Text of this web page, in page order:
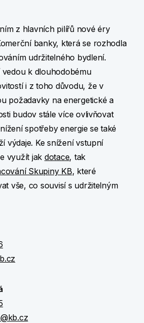
z hlavních pilířů nové éry
banky, která se rozhodla
udržitelného bydlení.
k dlouhodobému
i z toho důvodu, že v
požadavky na energetické a
budov stále více ovlivňovat
spotřeby energie se také
výdaje. Ke snížení vstupní
využít jak dotace, tak
Skupiny KB, které
vše, co souvisí s udržitelným